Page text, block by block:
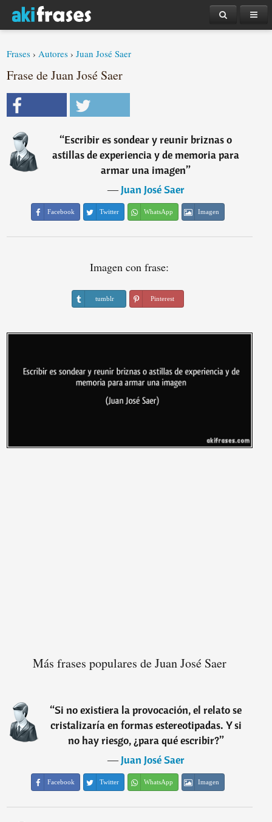
Frases ›Autores ›Juan José Saer
Frase de Juan José Saer
“Escribir es sondear y reunir briznas o
astillas de experiencia y de memoria para
armar una imagen”
―Juan José Saer
Facebook Twitter WhatsApp Imagen
Imagen con frase:
tumblr Pinterest
Más frases populares de Juan José Saer
“Si no existiera la provocación, el relato se
cristalizaría en formas estereotipadas. Y si
no hay riesgo, ¿para qué escribir?”
―Juan José Saer
Facebook Twitter WhatsApp Imagen